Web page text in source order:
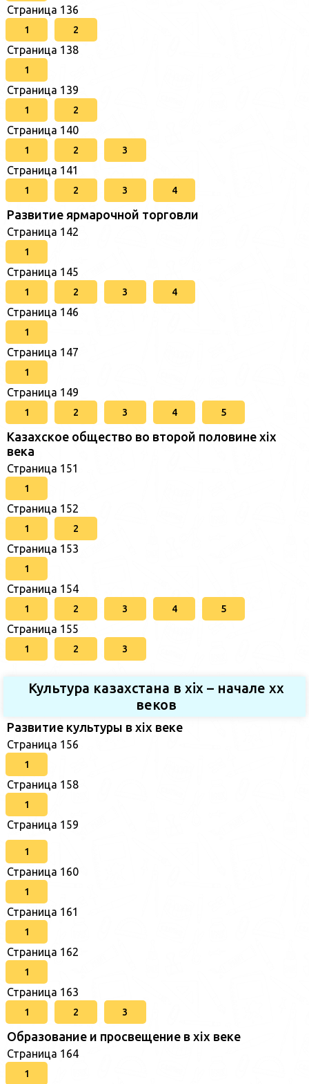
Страница 136
1 2
Страница 138
1
Страница 139
1 2
Страница 140
1 2 3
Страница 141
1 2 3 4
Развитие ярмарочной торговли
Страница 142
1
Страница 145
1 2 3 4
Страница 146
1
Страница 147
1
Страница 149
1 2 3 4 5
Казахское общество во второй половине хіх
века
Страница 151
1
Страница 152
1 2
Страница 153
1
Страница 154
1 2 3 4 5
Страница 155
1 2 3
Культура казахстана в xix – начале хх
веков
Развитие культуры в xix веке
Страница 156
1
Страница 158
1
Страница 159
1
Страница 160
1
Страница 161
1
Страница 162
1
Страница 163
1 2 3
Образование и просвещение в xix веке
Страница 164
1